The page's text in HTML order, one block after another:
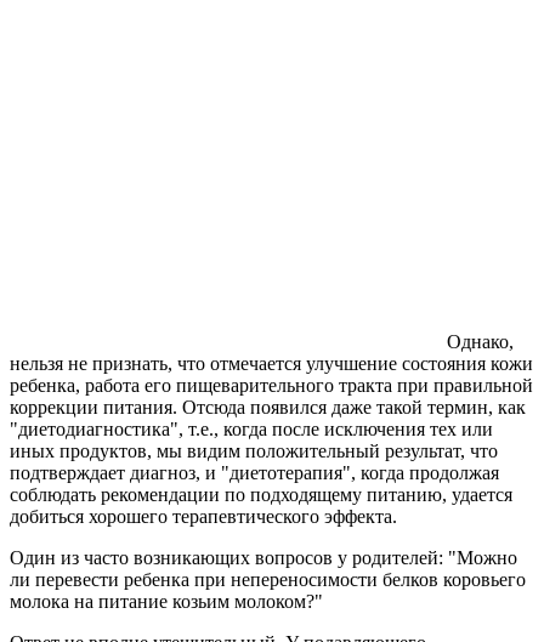
Однако,
нельзя не признать, что отмечается улучшение состояния кожи
ребенка, работа его пищеварительного тракта при правильной
коррекции питания. Отсюда появился даже такой термин, как
"диетодиагностика", т.е., когда после исключения тех или
иных продуктов, мы видим положительный результат, что
подтверждает диагноз, и "диетотерапия", когда продолжая
соблюдать рекомендации по подходящему питанию, удается
добиться хорошего терапевтического эффекта.
Один из часто возникающих вопросов у родителей: "Можно
ли перевести ребенка при непереносимости белков коровьего
молока на питание козьим молоком?"